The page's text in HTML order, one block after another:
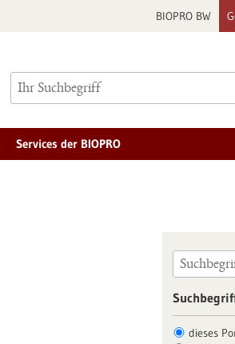
BIOPRO BW
Services der BIOPRO
dieses